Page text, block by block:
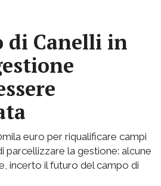
di Canelli in
euro per riqualificare campi
parcellizzare la gestione: alcune
incerto il futuro del campo di